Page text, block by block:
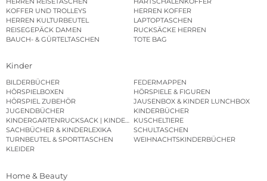
KOFFER UND TROLLEYS
HERREN KOFFER
HERREN KULTURBEUTEL
LAPTOPTASCHEN
REISEGEPÄCK DAMEN
RUCKSÄCKE HERREN
BAUCH- & GÜRTELTASCHEN
TOTE BAG
Kinder
BILDERBÜCHER
FEDERMAPPEN
HÖRSPIELBOXEN
HÖRSPIELE & FIGUREN
HÖRSPIEL ZUBEHÖR
JAUSENBOX & KINDER LUNCHBOX
JUGENDBÜCHER
KINDERBÜCHER
KINDERGARTENRUCKSACK | KINDERGARTENBEUTEL
KUSCHELTIERE
SACHBÜCHER & KINDERLEXIKA
SCHULTASCHEN
TURNBEUTEL & SPORTTASCHEN
WEIHNACHTSKINDERBÜCHER
KLEIDER
Home & Beauty